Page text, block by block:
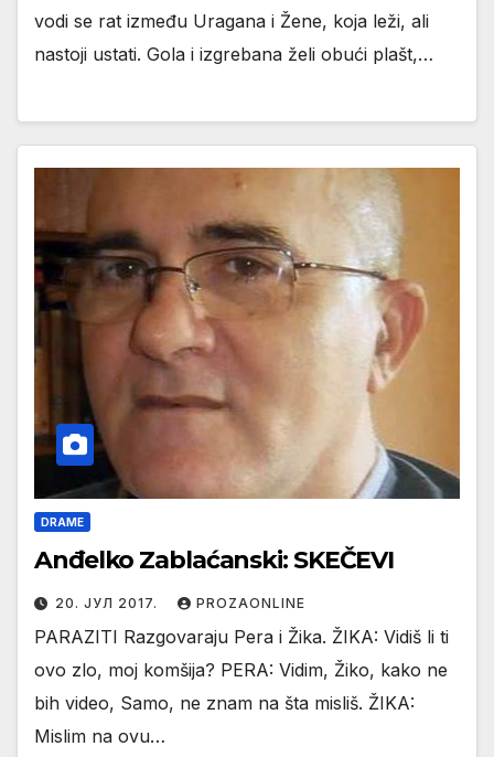
vodi se rat između Uragana i Žene, koja leži, ali
nastoji ustati. Gola i izgrebana želi obući plašt,…
DRAME
Anđelko Zablaćanski: SKEČEVI
20. ЈУЛ 2017. PROZAONLINE
PARAZITI Razgovaraju Pera i Žika. ŽIKA: Vidiš li ti
ovo zlo, moj komšija? PERA: Vidim, Žiko, kako ne
bih video, Samo, ne znam na šta misliš. ŽIKA:
Mislim na ovu…